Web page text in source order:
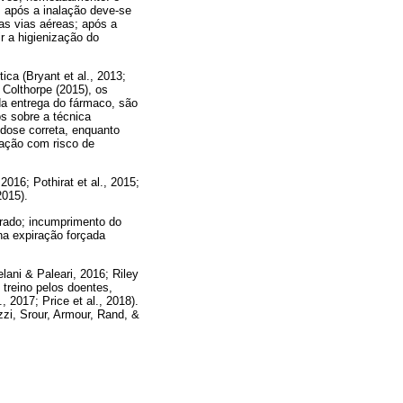
a inalação deve-se
vias aéreas; após a
a higienização do
(Bryant et al., 2013;
(2015), os
entrega do fármaco, são
sobre a técnica
correta, enquanto
com risco de
Pothirat et al., 2015;
incumprimento do
expiração forçada
& Paleari, 2016; Riley
pelos doentes,
2017; Price et al., 2018).
Srour, Armour, Rand, &